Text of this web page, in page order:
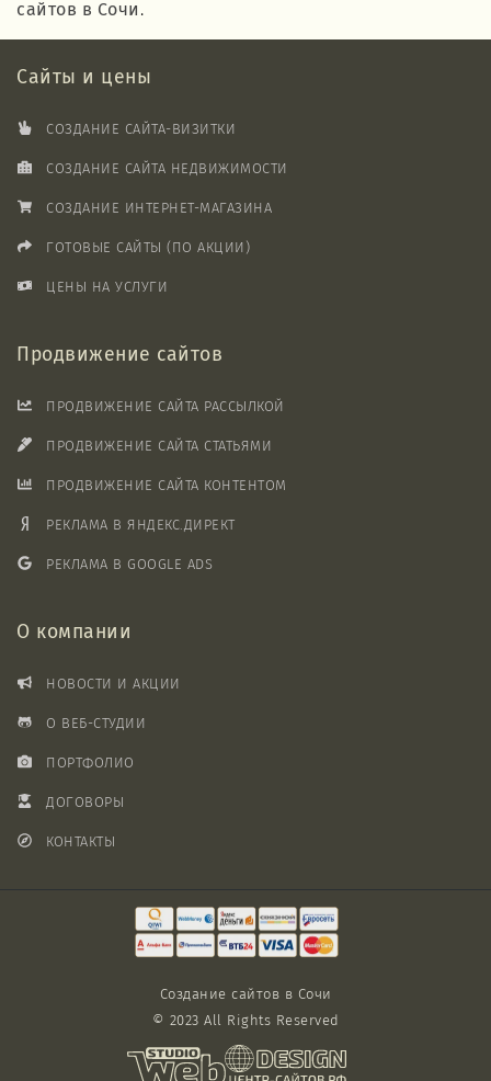
сайтов в Сочи .
Сайты и цены
СОЗДАНИЕ САЙТА-ВИЗИТКИ
СОЗДАНИЕ САЙТА НЕДВИЖИМОСТИ
СОЗДАНИЕ ИНТЕРНЕТ-МАГАЗИНА
ГОТОВЫЕ САЙТЫ (ПО АКЦИИ)
ЦЕНЫ НА УСЛУГИ
Продвижение сайтов
ПРОДВИЖЕНИЕ САЙТА РАССЫЛКОЙ
ПРОДВИЖЕНИЕ САЙТА СТАТЬЯМИ
ПРОДВИЖЕНИЕ САЙТА КОНТЕНТОМ
РЕКЛАМА В ЯНДЕКС.ДИРЕКТ
РЕКЛАМА В GOOGLE ADS
О компании
НОВОСТИ И АКЦИИ
О ВЕБ-СТУДИИ
ПОРТФОЛИО
ДОГОВОРЫ
КОНТАКТЫ
Создание сайтов в Сочи
© 2023 All Rights Reserved